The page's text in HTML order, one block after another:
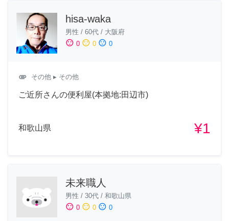
hisa-waka
男性 / 60代 / 大阪府
sentiment_satisfied 0 sentiment_neutral 0 sentiment_dissatisfied 0
attachment その他 ▸ その他
ご近所さんの便利屋(本拠地:田辺市)
和歌山県 ¥1
未来職人
男性 / 30代 / 和歌山県
sentiment_satisfied 0 sentiment_neutral 0 sentiment_dissatisfied 0